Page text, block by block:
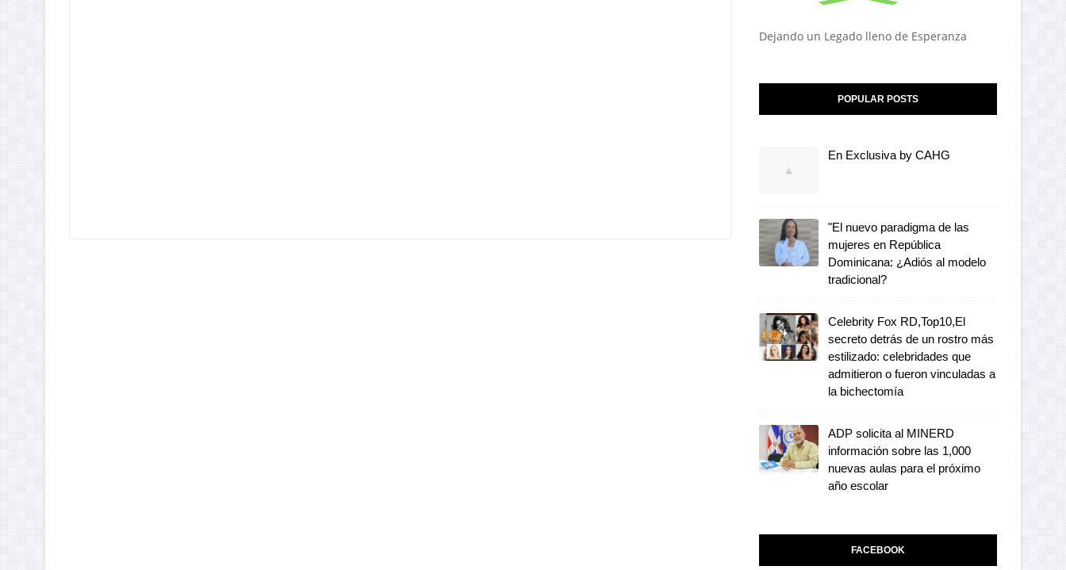
Dejando un Legado lleno de Esperanza
POPULAR POSTS
En Exclusiva by CAHG
"El nuevo paradigma de las
mujeres en República
Dominicana: ¿Adiós al modelo
tradicional?
Celebrity Fox RD,Top10,El
secreto detrás de un rostro más
estilizado: celebridades que
admitieron o fueron vinculadas a
la bichectomía
ADP solicita al MINERD
información sobre las 1,000
nuevas aulas para el próximo
año escolar
FACEBOOK